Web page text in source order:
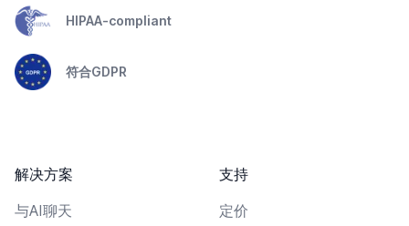
HIPAA-compliant
符合GDPR
解决方案
与AI聊天
支持
定价